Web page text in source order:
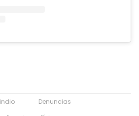
Denuncias